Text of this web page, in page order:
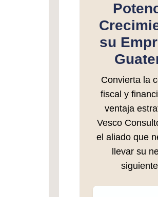
su
Convierta la
fiscal y
ventaja
Vesco
el aliado que
llevar su